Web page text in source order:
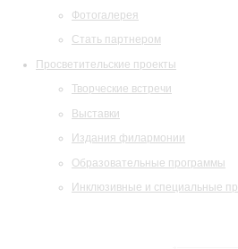
Фотогалерея
Стать партнером
Просветительские проекты
Творческие встречи
Выставки
Издания филармонии
Образовательные программы
Инклюзивные и специальные